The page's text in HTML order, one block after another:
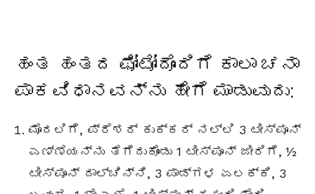
ಹಂತ ಹಂತದ ಫೋಟೋದೊಂದಿಗೆ ಕಾಲಾ ಚನಾ
ಪಾಕವಿಧಾನವನ್ನು ಹೇಗೆ ಮಾಡುವುದು:
ಮೊದಲಿಗೆ, ಪ್ರೆಶರ್ ಕುಕ್ಕರ್ ನಲ್ಲಿ 3 ಟೀಸ್ಪೂನ್
ಎಣ್ಣೆಯನ್ನು ತೆಗೆದುಕೊಂಡು 1 ಟೀಸ್ಪೂನ್ ಜೀರಿಗೆ, ½
ಟೀಸ್ಪೂನ್ ದಾಲ್ಚಿನ್ನಿ, 3 ಪಾಡ್ಗಳ ಏಲಕ್ಕಿ, 3